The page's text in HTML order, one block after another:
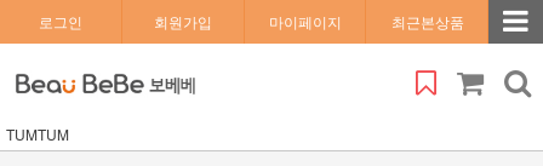
로그인 회원가입 마이페이지 최근본상품
TUMTUM